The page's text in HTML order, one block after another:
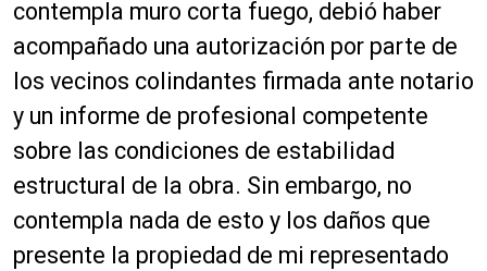
d
a
u
d
i
o
contempla muro corta fuego, debió haber
acompañado una autorización por parte de
los vecinos colindantes firmada ante notario
y un informe de profesional competente
sobre las condiciones de estabilidad
estructural de la obra. Sin embargo, no
contempla nada de esto y los daños que
presente la propiedad de mi representado